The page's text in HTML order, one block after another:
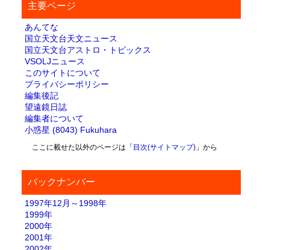
主要ページ
あんてな
国立天文台天文ニュース
国立天文台アストロ・トピックス
VSOLJニュース
このサイトについて
プライバシーポリシー
編集後記
望遠鏡日誌
編集者について
小惑星 (8043) Fukuhara
ここに載せた以外のページは「 目次(サイトマップ)」から
バックナンバー
1997年12月～1998年
1999年
2000年
2001年